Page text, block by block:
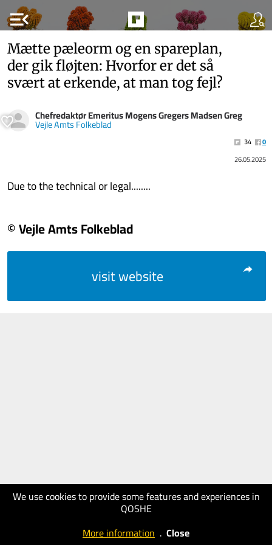
menu_open
We use cookies to provide some features and experiences in
QOSHE
More information . Close
Mætte pæleorm og en spareplan,
der gik fløjten: Hvorfor er det så
svært at erkende, at man tog fejl?
Chefredaktør Emeritus Mogens Gregers Madsen Greg
Vejle Amts Folkeblad
34
0
26.05.2025
Due to the technical or legal........
© Vejle Amts Folkeblad
visit website